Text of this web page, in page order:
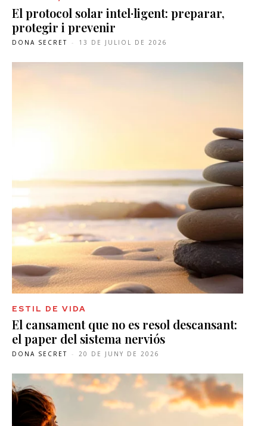
El protocol solar intel·ligent: preparar,
protegir i prevenir
DONA SECRET - 13 DE JULIOL DE 2026
ESTIL DE VIDA
El cansament que no es resol descansant:
el paper del sistema nerviós
DONA SECRET - 20 DE JUNY DE 2026